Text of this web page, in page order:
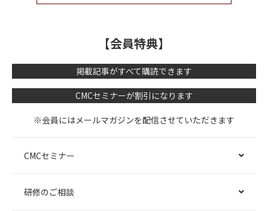
【会員特典】
掲載記事がすべて購読できます
CMCセミナーが割引になります
※会員にはメールマガジンを配信させていただきます
CMCセミナー
研修のご相談